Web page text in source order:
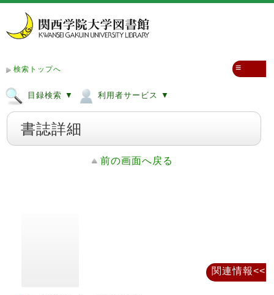
検索トップへ
目録検索 ▼ 利用者サービス ▼
≡
書誌詳細
前の画面へ戻る
関連情報<<